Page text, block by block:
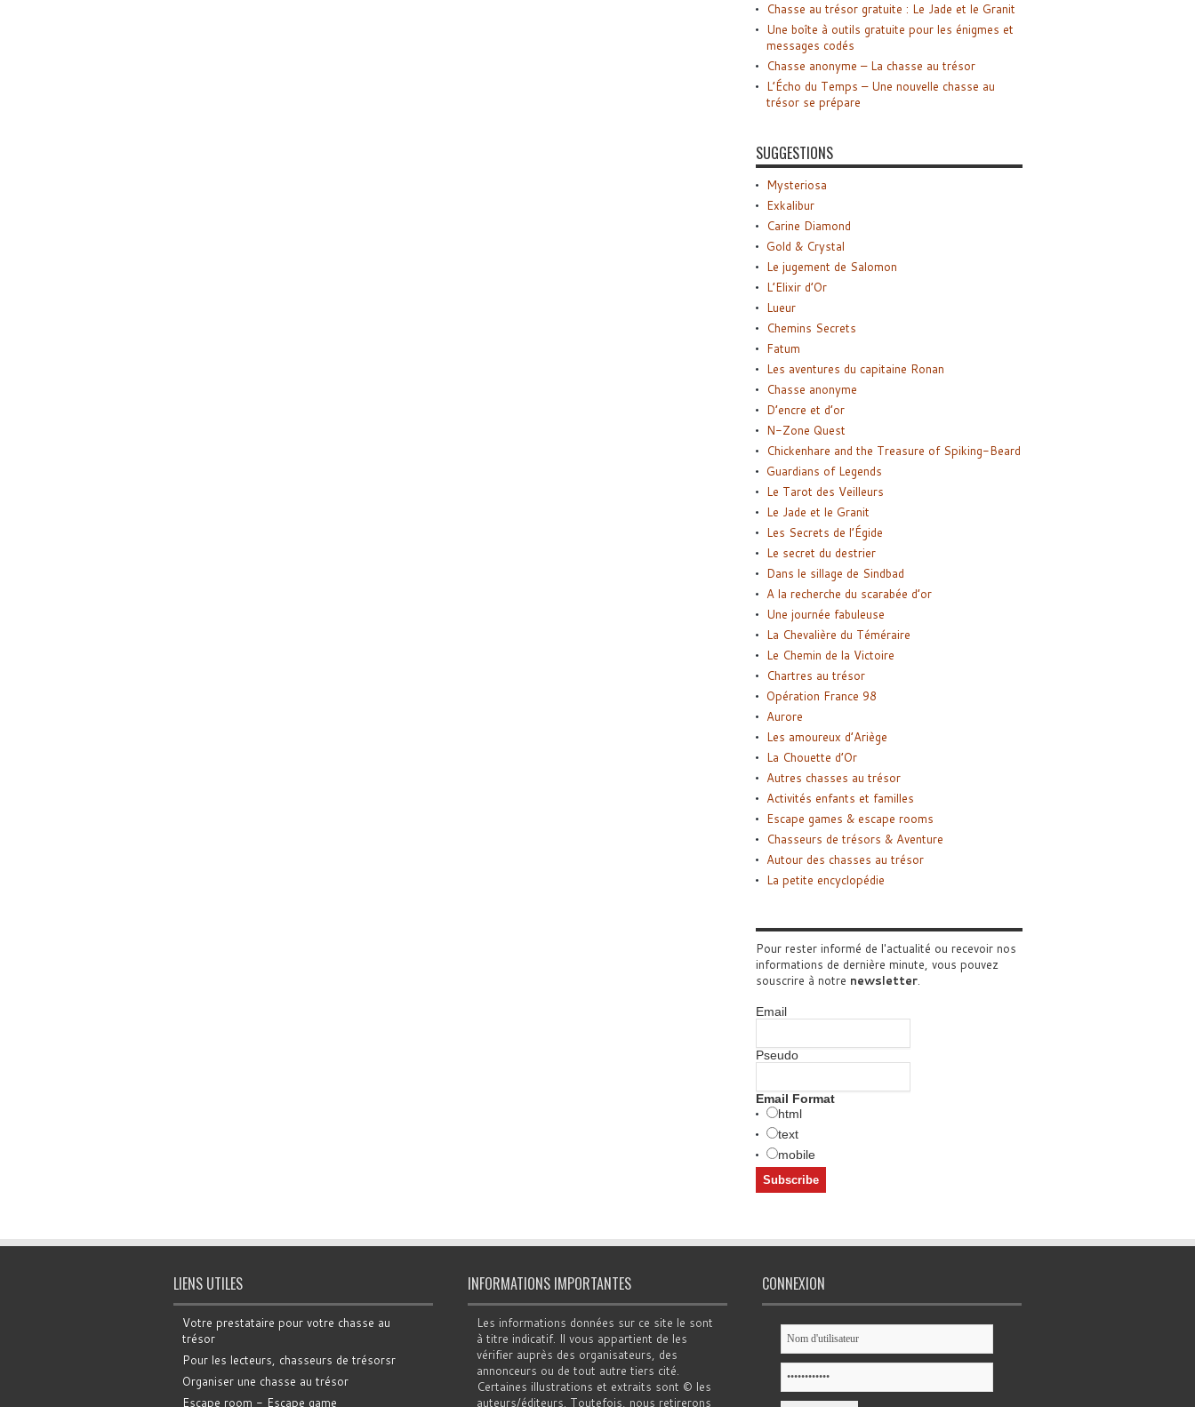
Chasse au trésor gratuite : Le Jade et le Granit
Une boîte à outils gratuite pour les énigmes et
messages codés
Chasse anonyme – La chasse au trésor
L’Écho du Temps – Une nouvelle chasse au
trésor se prépare
SUGGESTIONS
Mysteriosa
Exkalibur
Carine Diamond
Gold & Crystal
Le jugement de Salomon
L’Elixir d’Or
Lueur
Chemins Secrets
Fatum
Les aventures du capitaine Ronan
Chasse anonyme
D’encre et d’or
N-Zone Quest
Chickenhare and the Treasure of Spiking-Beard
Guardians of Legends
Le Tarot des Veilleurs
Le Jade et le Granit
Les Secrets de l’Égide
Le secret du destrier
Dans le sillage de Sindbad
A la recherche du scarabée d’or
Une journée fabuleuse
La Chevalière du Téméraire
Le Chemin de la Victoire
Chartres au trésor
Opération France 98
Aurore
Les amoureux d’Ariège
La Chouette d’Or
Autres chasses au trésor
Activités enfants et familles
Escape games & escape rooms
Chasseurs de trésors & Aventure
Autour des chasses au trésor
La petite encyclopédie
Pour rester informé de l'actualité ou recevoir nos
informations de dernière minute, vous pouvez
souscrire à notre newsletter.
Email
Pseudo
Email Format
html
text
mobile
LIENS UTILES
Votre prestataire pour votre chasse au
trésor
Pour les lecteurs, chasseurs de trésorsr
Organiser une chasse au trésor
Escape room - Escape game
INFORMATIONS IMPORTANTES
Les informations données sur ce site le sont
à titre indicatif. Il vous appartient de les
vérifier auprès des organisateurs, des
annonceurs ou de tout autre tiers cité.
Certaines illustrations et extraits sont © les
auteurs/éditeurs. Toutefois, nous retirerons
CONNEXION